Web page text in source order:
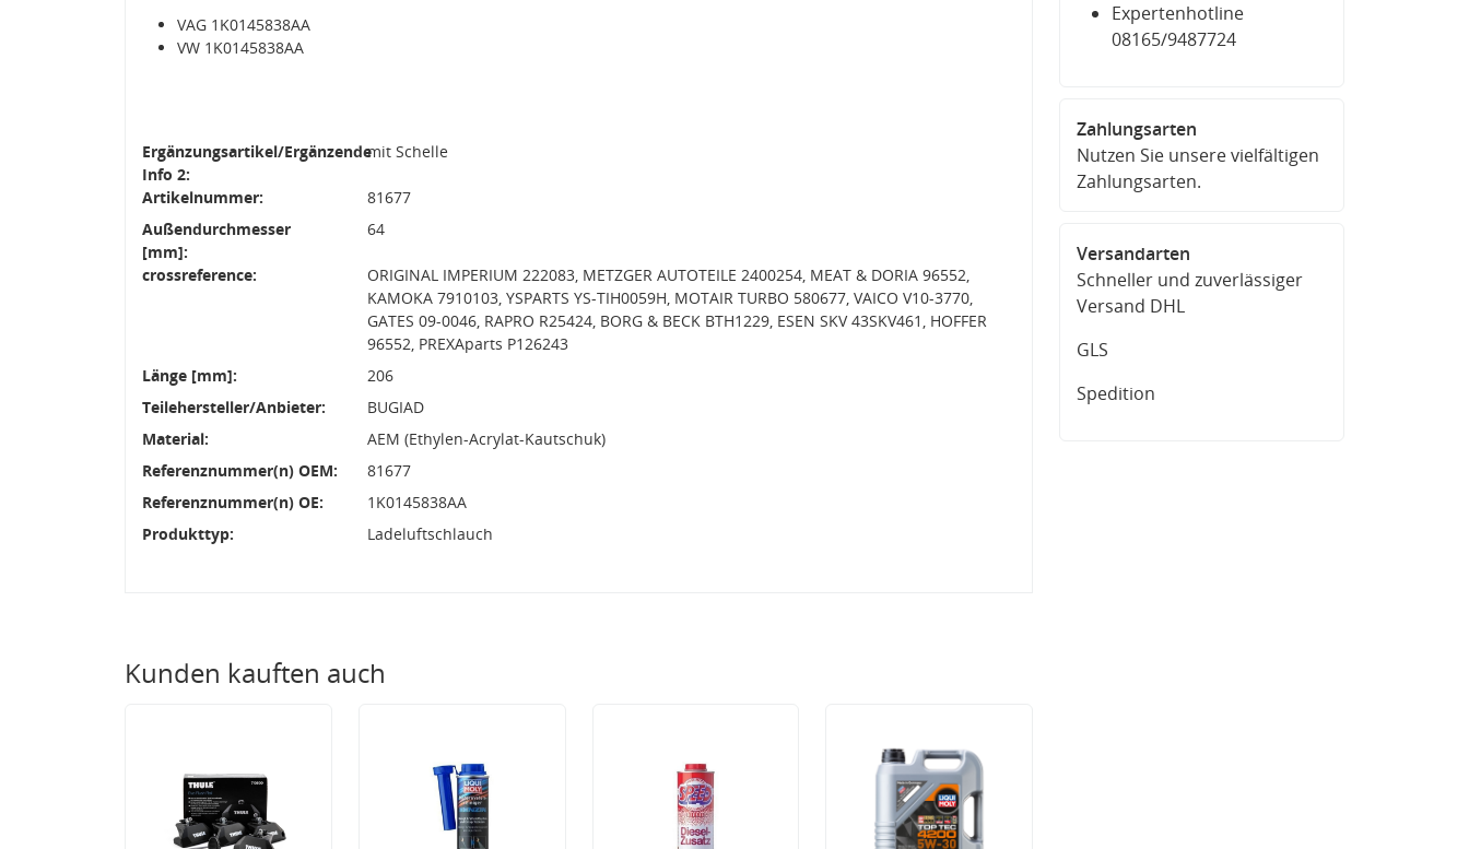
VAG 1K0145838AA
VW 1K0145838AA
Ergänzungsartikel/Ergänzende
Info 2:
mit Schelle
Artikelnummer:
81677
Außendurchmesser
[mm]:
64
crossreference:
ORIGINAL IMPERIUM 222083, METZGER AUTOTEILE 2400254, MEAT & DORIA 96552,
KAMOKA 7910103, YSPARTS YS-TIH0059H, MOTAIR TURBO 580677, VAICO V10-3770,
GATES 09-0046, RAPRO R25424, BORG & BECK BTH1229, ESEN SKV 43SKV461, HOFFER
96552, PREXAparts P126243
Länge [mm]:
206
Teilehersteller/Anbieter:
BUGIAD
Material:
AEM (Ethylen-Acrylat-Kautschuk)
Referenznummer(n) OEM:
81677
Referenznummer(n) OE:
1K0145838AA
Produkttyp:
Ladeluftschlauch
Kunden kauften auch
Expertenhotline
08165/9487724
Zahlungsarten
Nutzen Sie unsere vielfältigen
Zahlungsarten.
Versandarten
Schneller und zuverlässiger
Versand DHL
GLS
Spedition